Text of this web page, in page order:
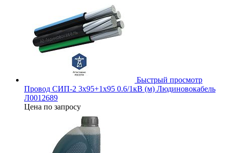
Быстрый просмотр
Провод СИП-2 3х95+1х95 0.6/1кВ (м) Людиновокабель
Л0012689
Цена по запросу